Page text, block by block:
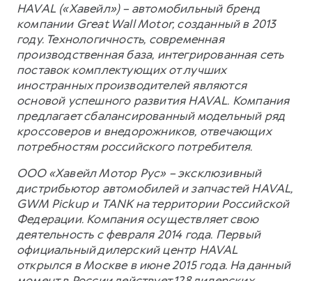
HAVAL («Хавейл») – автомобильный бренд
компании Great Wall Motor, созданный в 2013
году. Технологичность, современная
производственная база, интегрированная сеть
поставок комплектующих от лучших
иностранных производителей являются
основой успешного развития HAVAL. Компания
предлагает сбалансированный модельный ряд
кроссоверов и внедорожников, отвечающих
потребностям российского потребителя.
ООО «Хавейл Мотор Рус» – эксклюзивный
дистрибьютор автомобилей и запчастей HAVAL,
GWM Pickup и TANK на территории Российской
Федерации. Компания осуществляет свою
деятельность с февраля 2014 года. Первый
официальный дилерский центр HAVAL
открылся в Москве в июне 2015 года. На данный